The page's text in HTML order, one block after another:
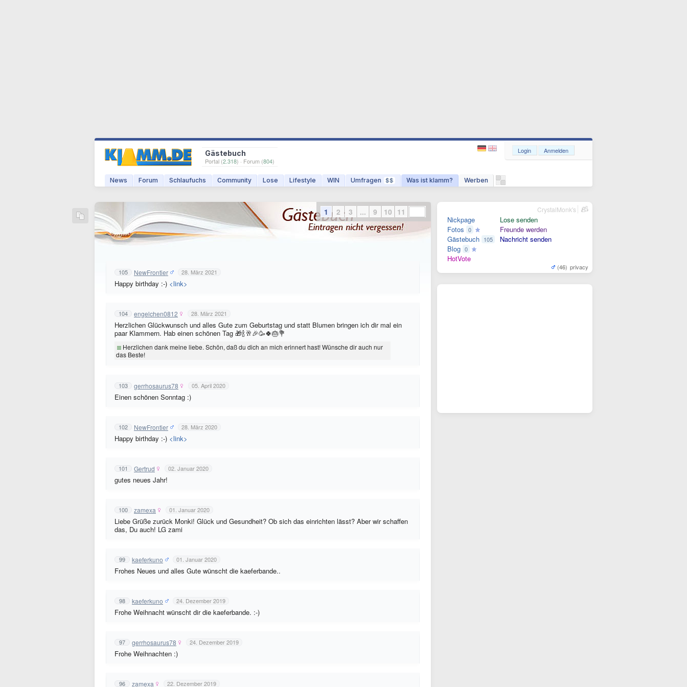
Gästebuch
Portal (2.318) · Forum (804)
News Forum Schlaufuchs Community Lose Lifestyle WIN Umfragen $$ Was ist klamm? Werben
Login Anmelden
105 NewFrontier 28. März 2021
Happy birthday :-) <link>
104 engelchen0812 28. März 2021
Herzlichen Glückwunsch und alles Gute zum Geburtstag und statt Blumen bringen ich dir mal ein
paar Klammern. Hab einen schönen Tag 🎁🍾🥂🎉🥳🍀🎂💐
Herzlichen dank meine liebe. Schön, daß du dich an mich erinnert hast! Wünsche dir auch nur
das Beste!
103 gerrhosaurus78 05. April 2020
Einen schönen Sonntag :)
102 NewFrontier 28. März 2020
Happy birthday :-) <link>
101 Gertrud 02. Januar 2020
gutes neues Jahr!
100 zamexa 01. Januar 2020
Liebe Grüße zurück Monki! Glück und Gesundheit? Ob sich das einrichten lässt? Aber wir schaffen
das, Du auch! LG zami
99 kaeferkuno 01. Januar 2020
Frohes Neues und alles Gute wünscht die kaeferbande..
98 kaeferkuno 24. Dezember 2019
Frohe Weihnacht wünscht dir die kaeferbande. :-)
97 gerrhosaurus78 24. Dezember 2019
Frohe Weihnachten :)
96 zamexa 22. Dezember 2019
1 2 3 ... 9 10 11
Nickpage
Fotos 0
Gästebuch 105
Blog 0
HotVote
Lose senden
Freunde werden
Nachricht senden
(46) privacy
CrystalMonk's